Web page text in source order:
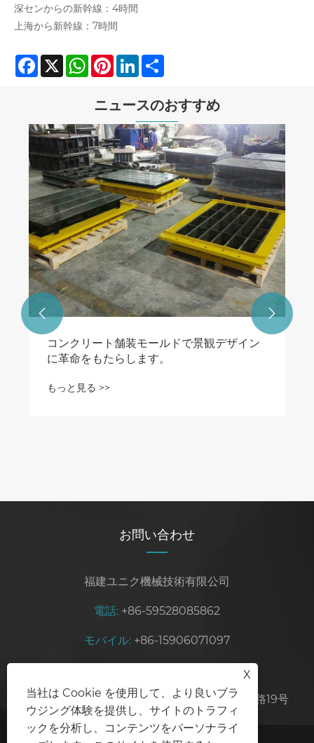
深センからの新幹線：4時間
上海から新幹線：7時間
Facebook
X WhatsAppPinterestLinkedIn
ニュースのおすすめ
コンクリート舗装モールドで景観デザイン
に革命をもたらします。
もっと見る >>
 
お問い合わせ
福建ユニク機械技術有限公司
電話: +86-59528085862
モバイル: +86-15906071097
sales@unikmachinery.com
住所:中国福建省泉州市晋江市五理工業区霊安路19号
X
当社は Cookie を使用して、より良いブラ
ウジング体験を提供し、サイトのトラフィ
ックを分析し、コンテンツをパーソナライ